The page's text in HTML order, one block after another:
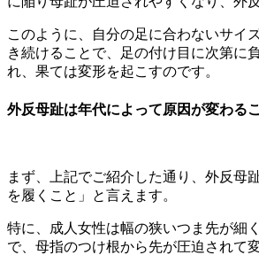
このように、自分の足に合わないサイ
き続けることで、足の付け目に次第に
れ、果ては変形を起こすのです。
外反母趾は年代によって原因が変わる
まず、上記でご紹介した通り、外反母
を履くこと」と言えます。
特に、成人女性は幅の狭いつま先が細
で、母指のつけ根から先が圧迫されて